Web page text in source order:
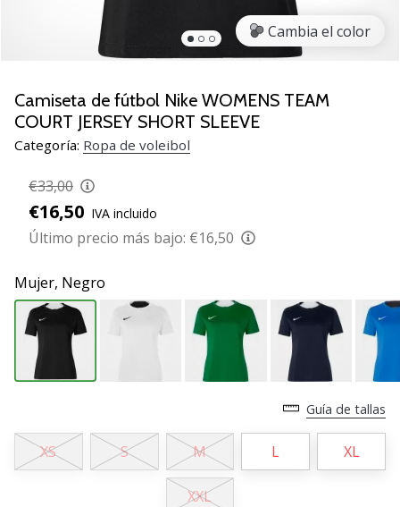
Navidad
para
jugadores
de
¡Nuestros
consejos
te
ayudarán
elegir
el
regalo
perfecto!
Encuentra…
11. 8. 2022
2 min. de lectura
Cambia el color
Camiseta de fútbol Nike WOMENS TEAM
COURT JERSEY SHORT SLEEVE
Categoría: Ropa de voleibol
€33,00
€16,50 IVA incluido
Último precio más bajo: €16,50
Mujer, Negro
Guía de tallas
XS S M L XL
XXL